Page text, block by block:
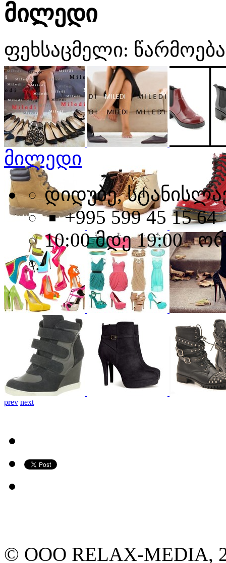
მილედი
ფეხსაცმელი:
prev next
მილედი
დიდუბე,
+995 599 45 15 64
10:00 მდე 19:00
© ООО RELAX-MEDIA,